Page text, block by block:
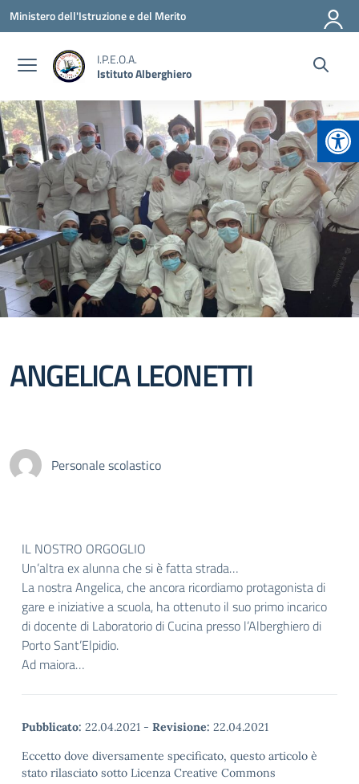
Vai ai contenuti
Vai al menu di navigazione
Vai al footer
Ministero dell'Istruzione e del Merito
I.P.E.O.A.
Istituto Alberghiero
ANGELICA LEONETTI
Personale scolastico
IL NOSTRO ORGOGLIO
Un’altra ex alunna che si è fatta strada…
La nostra Angelica, che ancora ricordiamo protagonista di
gare e iniziative a scuola, ha ottenuto il suo primo incarico
di docente di Laboratorio di Cucina presso l’Alberghiero di
Porto Sant’Elpidio.
Ad maiora…
Pubblicato: 22.04.2021 - Revisione: 22.04.2021
Eccetto dove diversamente specificato, questo articolo è
stato rilasciato sotto Licenza Creative Commons